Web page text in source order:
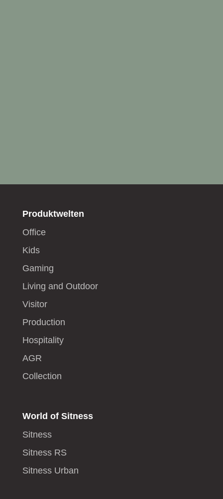
Produktwelten
Office
Kids
Gaming
Living and Outdoor
Visitor
Production
Hospitality
AGR
Collection
World of Sitness
Sitness
Sitness RS
Sitness Urban